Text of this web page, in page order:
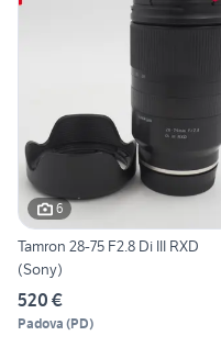
6
Tamron 28-75 F2.8 Di III RXD
(Sony)
520 €
Padova (PD)